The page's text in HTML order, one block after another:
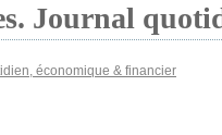
Journal
économique & financier